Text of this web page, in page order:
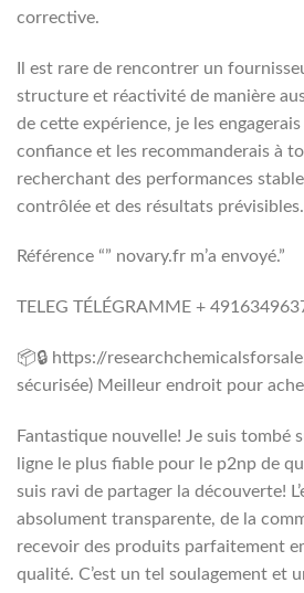
corrective.
Il est rare de rencontrer un
structure et réactivité de manière
de cette expérience, je les
confiance et les recommanderais à
recherchant des performances
contrôlée et des résultats prévisibles.
Référence “” novary.fr m’a envoyé.”
TELEG TÉLÉGRAMME +
📦🔒 https://
sécurisée) Meilleur endroit pour
Fantastique nouvelle! Je suis tombé
ligne le plus fiable pour le p2np de
suis ravi de partager la découverte!
absolument transparente, de la
recevoir des produits parfaitement
qualité. C’est un tel soulagement et